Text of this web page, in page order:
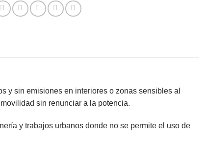
y sin emisiones en interiores o zonas sensibles al
sin renunciar a la potencia.
y trabajos urbanos donde no se permite el uso de